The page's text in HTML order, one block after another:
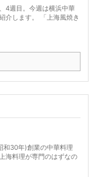
4週目。今週は横浜中華
介します。 「上海風焼き
和30年)創業の中華料理
海料理が専門のはずなの